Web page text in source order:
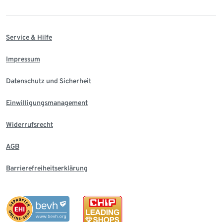
Service & Hilfe
Impressum
Datenschutz und Sicherheit
Einwilligungsmanagement
Widerrufsrecht
AGB
Barrierefreiheitserklärung